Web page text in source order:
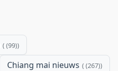
(99)
Chiang mai nieuws (267)